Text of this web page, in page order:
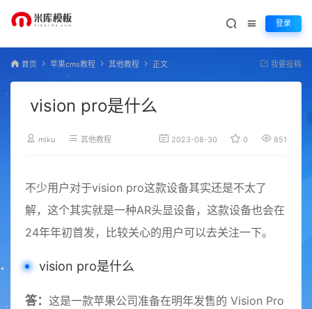
登录
首页 苹果cms教程 其他教程 正文 我要投稿
vision pro是什么
miku 其他教程 2023-08-30 0 851
不少用户对于vision pro这款设备其实还是不太了
解，这个其实就是一种AR头显设备，这款设备也会在
24年年初首发，比较关心的用户可以去关注一下。
vision pro是什么
答： 这是一款苹果公司准备在明年发售的 Vision Pro